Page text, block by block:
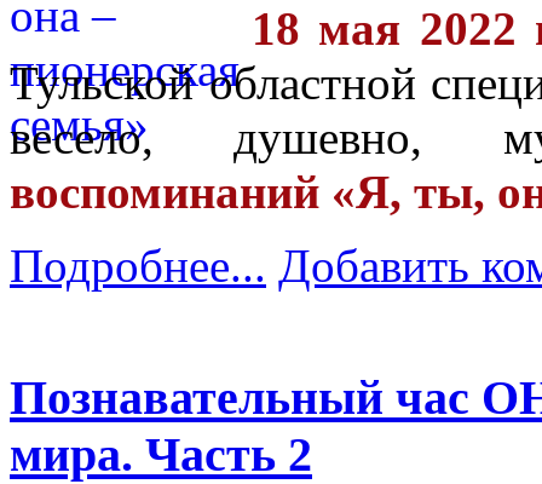
18 мая 2022
Тульской областной
весело, душевно,
воспоминаний «Я, ты,
Подробнее... Добавить
Познавательный час
мира. Часть 2